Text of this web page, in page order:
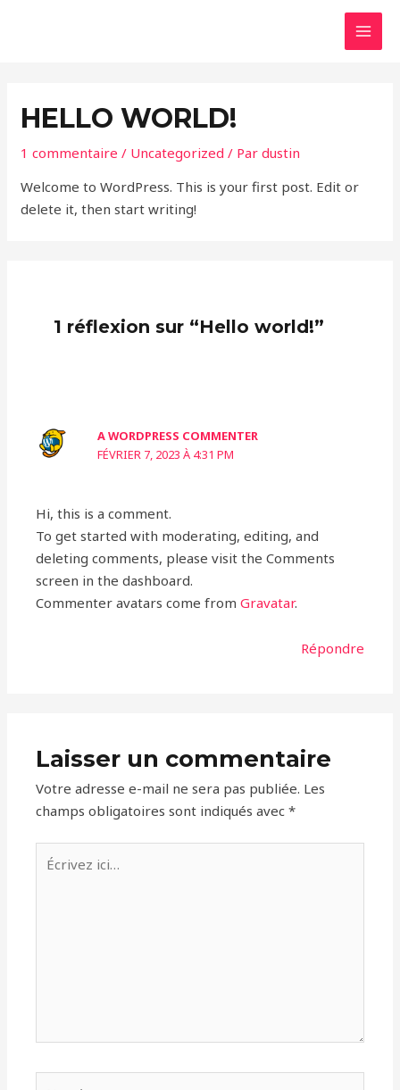
HELLO WORLD!
1 commentaire / Uncategorized / Pardustin
Welcome to WordPress. This is your first post. Edit or
delete it, then start writing!
1 réflexion sur “Hello world!”
A WORDPRESS COMMENTER
FÉVRIER 7, 2023 À 4:31 PM
Hi, this is a comment.
To get started with moderating, editing, and
deleting comments, please visit the Comments
screen in the dashboard.
Commenter avatars come fromGravatar.
Répondre
Laisser un commentaire
Votre adresse e-mail ne sera pas publiée. Les
champs obligatoires sont indiqués avec*
ici…